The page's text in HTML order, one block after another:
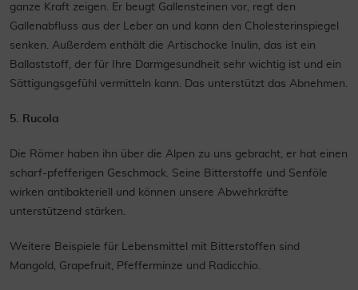
ganze Kraft zeigen. Er beugt Gallensteinen vor, regt den
Gallenabfluss aus der Leber an und kann den Cholesterinspiegel
senken. Außerdem enthält die Artischocke Inulin, das ist ein
Ballaststoff, der für Ihre Darmgesundheit sehr wichtig ist und ein
Sättigungsgefühl vermitteln kann. Das unterstützt das Abnehmen.
5. Rucola
Die Römer haben ihn über die Alpen zu uns gebracht, er hat einen
scharf-pfefferigen Geschmack. Seine Bitterstoffe und Senföle
wirken antibakteriell und können unsere Abwehrkräfte
unterstützend stärken.
Weitere Beispiele für Lebensmittel mit Bitterstoffen sind
Mangold, Grapefruit, Pfefferminze und Radicchio.